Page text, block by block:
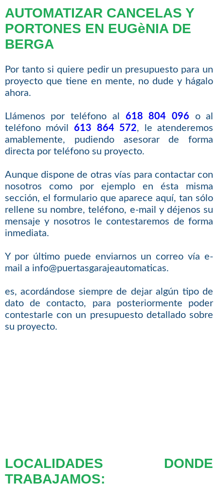
AUTOMATIZAR CANCELAS Y
PORTONES EN EUGèNIA DE
BERGA
Por tanto si quiere pedir un presupuesto para un
proyecto que tiene en mente, no dude y hágalo
ahora.
Llámenos por teléfono al 618 804 096 o al
teléfono móvil 613 864 572, le atenderemos
amablemente, pudiendo asesorar de forma
directa por teléfono su proyecto.
Aunque dispone de otras vías para contactar con
nosotros como por ejemplo en ésta misma
sección, el formulario que aparece aquí, tan sólo
rellene su nombre, teléfono, e-mail y déjenos su
mensaje y nosotros le contestaremos de forma
inmediata.
Y por último puede enviarnos un correo vía e-
mail a info@puertasgarajeautomaticas.
es, acordándose siempre de dejar algún tipo de
dato de contacto, para posteriormente poder
contestarle con un presupuesto detallado sobre
su proyecto.
LOCALIDADES DONDE
TRABAJAMOS: